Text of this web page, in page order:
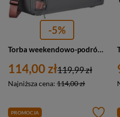
-5%
114,00 zł
Najniższa cena: 114,00 zł
119,99 zł
PROMOCJA